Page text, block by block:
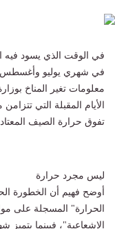
في الوقت الذي يسود فيه
في شهري يوليو
معلومات تغير المناخ
الأيام المقبلة التي
تفوق حرارة الصيف
ليس مجرد حرارة
أوضح فهيم أن الخطورة
الحرارة" المسجلة على
الإشعاعية"، فبينما يتميز